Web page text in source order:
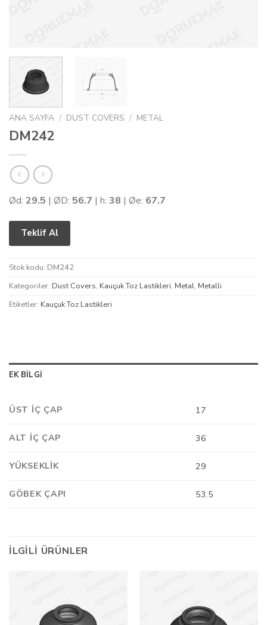
ANA SAYFA / DUST COVERS / METAL
DM242
Ød: 29.5 | ØD: 56.7 | h: 38 | Øe: 67.7
Teklif Al
Stok kodu: DM242
Kategoriler: Dust Covers, Kauçuk Toz Lastikleri, Metal, Metalli
Etiketler: Kauçuk Toz Lastikleri
EK BILGI
ÜST İÇ ÇAP 17
ALT İÇ ÇAP 36
YÜKSEKLIK 29
GÖBEK ÇAPI 53.5
İLGILI ÜRÜNLER